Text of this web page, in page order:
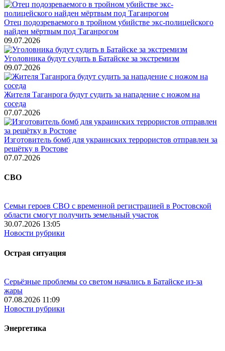
Отец подозреваемого в тройном убийстве экс-полицейского
найден мёртвым под Таганрогом
09.07.2026
Уголовника будут судить в Батайске за экстремизм
09.07.2026
Жителя Таганрога будут судить за нападение с ножом на
соседа
07.07.2026
Изготовитель бомб для украинских террористов отправлен за
решётку в Ростове
07.07.2026
СВО
Семьи героев СВО с временной регистрацией в Ростовской
области смогут получить земельный участок
30.07.2026 13:05
Новости рубрики
Острая ситуация
Серьёзные проблемы со светом начались в Батайске из-за
жары
07.08.2026 11:09
Новости рубрики
Энергетика